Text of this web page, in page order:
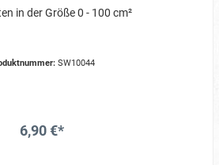
Druckkosten in der Größe 0 - 100 cm²
SW10044
6,90 €*